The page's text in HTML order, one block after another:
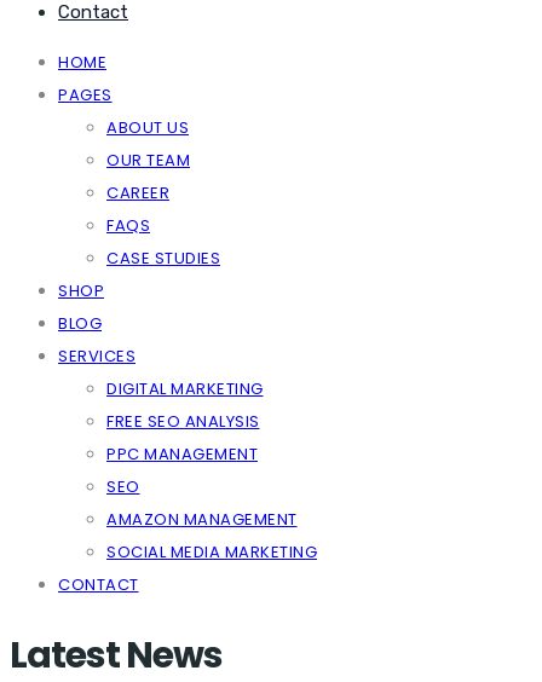
Contact
HOME
PAGES
ABOUT US
OUR TEAM
CAREER
FAQS
CASE STUDIES
SHOP
BLOG
SERVICES
DIGITAL MARKETING
FREE SEO ANALYSIS
PPC MANAGEMENT
SEO
AMAZON MANAGEMENT
SOCIAL MEDIA MARKETING
CONTACT
Latest News